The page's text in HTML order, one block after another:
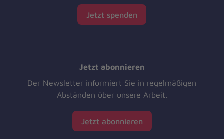
Jetzt spenden
Jetzt abonnieren
Der Newsletter informiert Sie in regelmäßigen
Abständen über unsere Arbeit.
Jetzt abonnieren